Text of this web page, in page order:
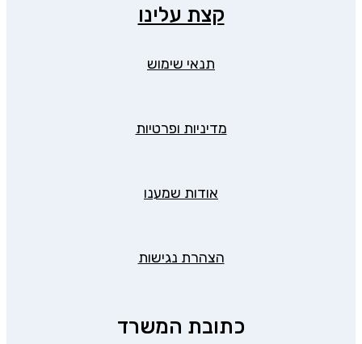
קצת עלינו
תנאי שימוש
מדיניות ופרטיות
אודות שמענו
הצהרת נגישות
כתובת המשרד